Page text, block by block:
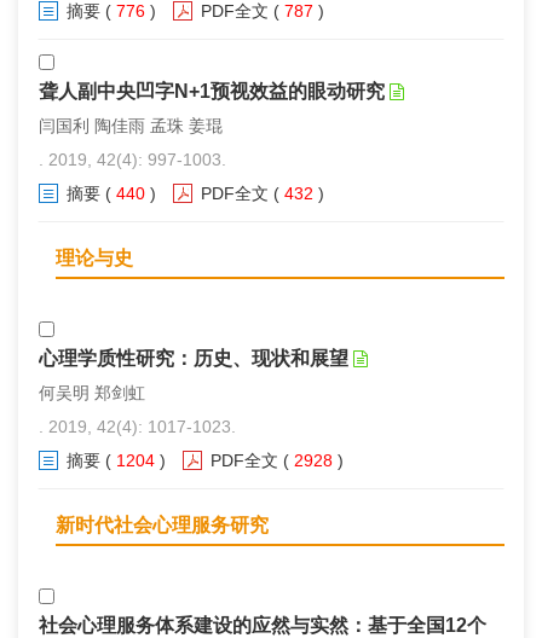
摘要 ( 776 ) PDF全文 ( 787 )
聋人副中央凹字N+1预视效益的眼动研究
闫国利 陶佳雨 孟珠 姜琨
. 2019, 42(4): 997-1003.
摘要 ( 440 ) PDF全文 ( 432 )
理论与史
心理学质性研究：历史、现状和展望
何吴明 郑剑虹
. 2019, 42(4): 1017-1023.
摘要 ( 1204 ) PDF全文 ( 2928 )
新时代社会心理服务研究
社会心理服务体系建设的应然与实然：基于全国12个